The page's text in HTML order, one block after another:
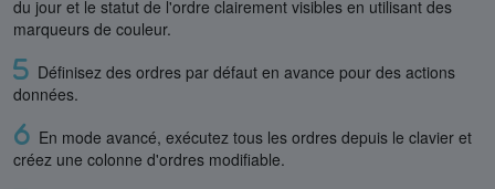
du jour et le statut de l'ordre clairement visibles en utilisant des
marqueurs de couleur.
Définisez des ordres par défaut en avance pour des actions
données.
En mode avancé, exécutez tous les ordres depuis le clavier et
créez une colonne d'ordres modifiable.